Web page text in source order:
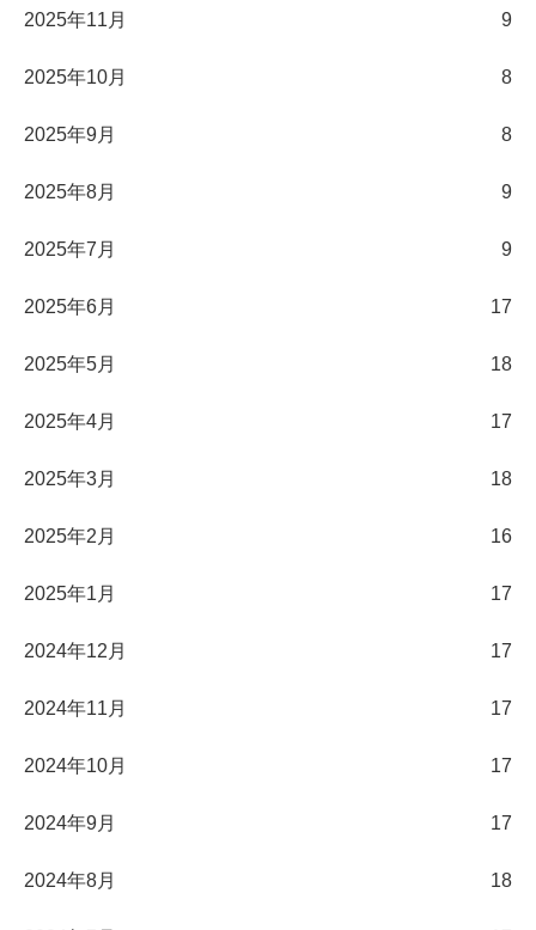
2025年11月 9
2025年10月 8
2025年9月 8
2025年8月 9
2025年7月 9
2025年6月 17
2025年5月 18
2025年4月 17
2025年3月 18
2025年2月 16
2025年1月 17
2024年12月 17
2024年11月 17
2024年10月 17
2024年9月 17
2024年8月 18